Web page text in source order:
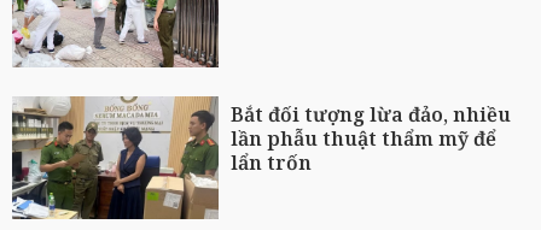
Bắt đối tượng lừa đảo, nhiều
lần phẫu thuật thẩm mỹ để
lẩn trốn